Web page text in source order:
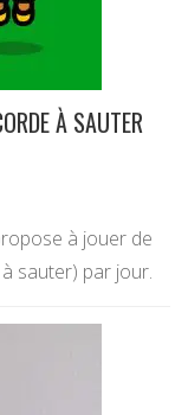
À SAUTER
à jouer de
sauter) par jour.